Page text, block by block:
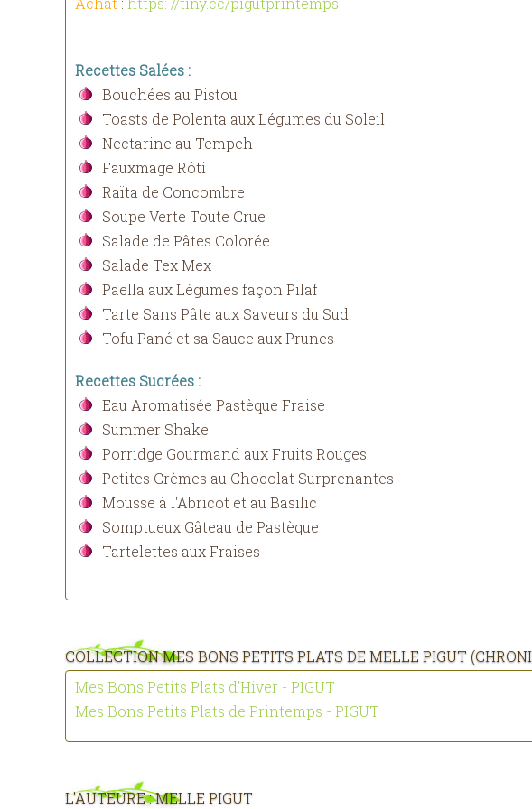
Recettes Salées :
Bouchées au Pistou
Toasts de Polenta aux Légumes du Soleil
Nectarine au Tempeh
Fauxmage Rôti
Raïta de Concombre
Soupe Verte Toute Crue
Salade de Pâtes Colorée
Salade Tex Mex
Paëlla aux Légumes façon Pilaf
Tarte Sans Pâte aux Saveurs du Sud
Tofu Pané et sa Sauce aux Prunes
Recettes Sucrées :
Eau Aromatisée Pastèque Fraise
Summer Shake
Porridge Gourmand aux Fruits Rouges
Petites Crèmes au Chocolat Surprenantes
Mousse à l'Abricot et au Basilic
Somptueux Gâteau de Pastèque
Tartelettes aux Fraises
COLLECTION MES BONS PETITS PLATS DE MELLE PIGUT
Mes Bons Petits Plats d'Hiver - PIGUT
Mes Bons Petits Plats de Printemps - PIGUT
L'AUTEURE : MELLE PIGUT